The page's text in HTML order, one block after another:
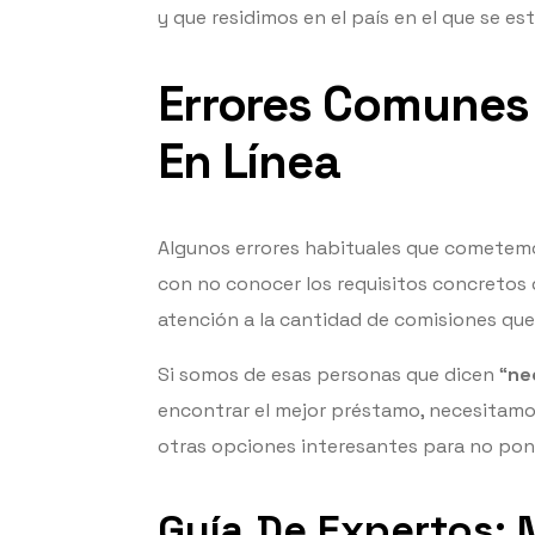
y que residimos en el país en el que se
Errores
En Línea
Algunos errores habituales que
con no conocer los requisitos
atención a la cantidad de comisiones
Si somos de esas personas que dicen “
encontrar el mejor préstamo,
otras opciones interesantes para no